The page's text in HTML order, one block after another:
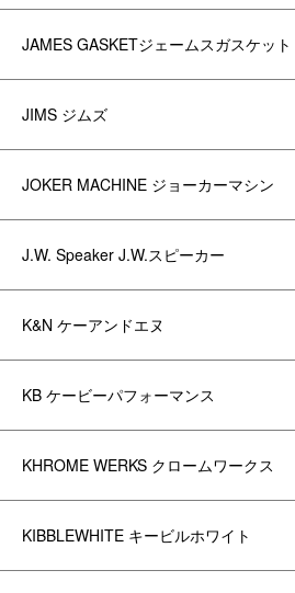
JAMES GASKETジェームスガスケット
JIMS ジムズ
JOKER MACHINE ジョーカーマシン
J.W. Speaker J.W.スピーカー
K&N ケーアンドエヌ
KB ケービーパフォーマンス
KHROME WERKS クロームワークス
KIBBLEWHITE キービルホワイト